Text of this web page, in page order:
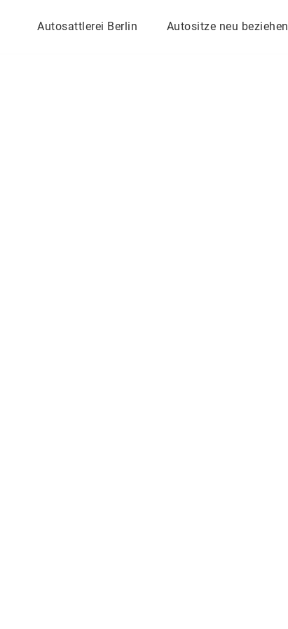
Autosattlerei Berlin Autositze neu beziehen